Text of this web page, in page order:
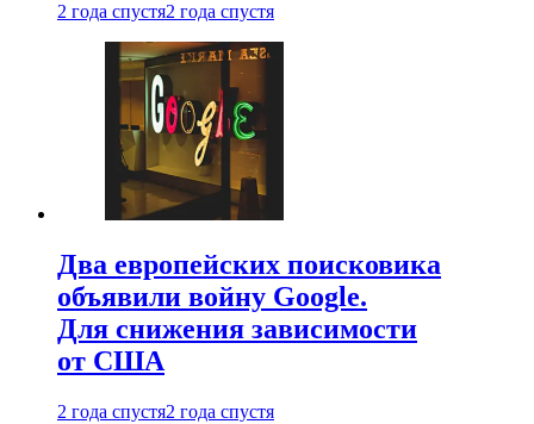
2 года спустя2 года спустя
Два европейских поисковика
объявили войну Google.
Для снижения зависимости
от США
2 года спустя2 года спустя